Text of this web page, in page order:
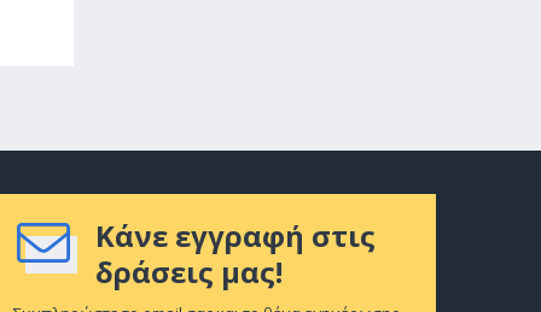
Κάνε εγγραφή στις
δράσεις μας!